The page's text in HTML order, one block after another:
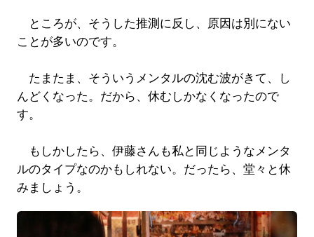
ところが、そうした推測に反し、原因は別にない
ことが多いのです。
たまたま、そういうメンタルの沈む波がきて、し
んどくなった。だから、休むしかなくなったので
す。
もしかしたら、伊藤さんも私と同じようなメンタ
ルのタイプなのかもしれない。だったら、堂々と休
みましょう。